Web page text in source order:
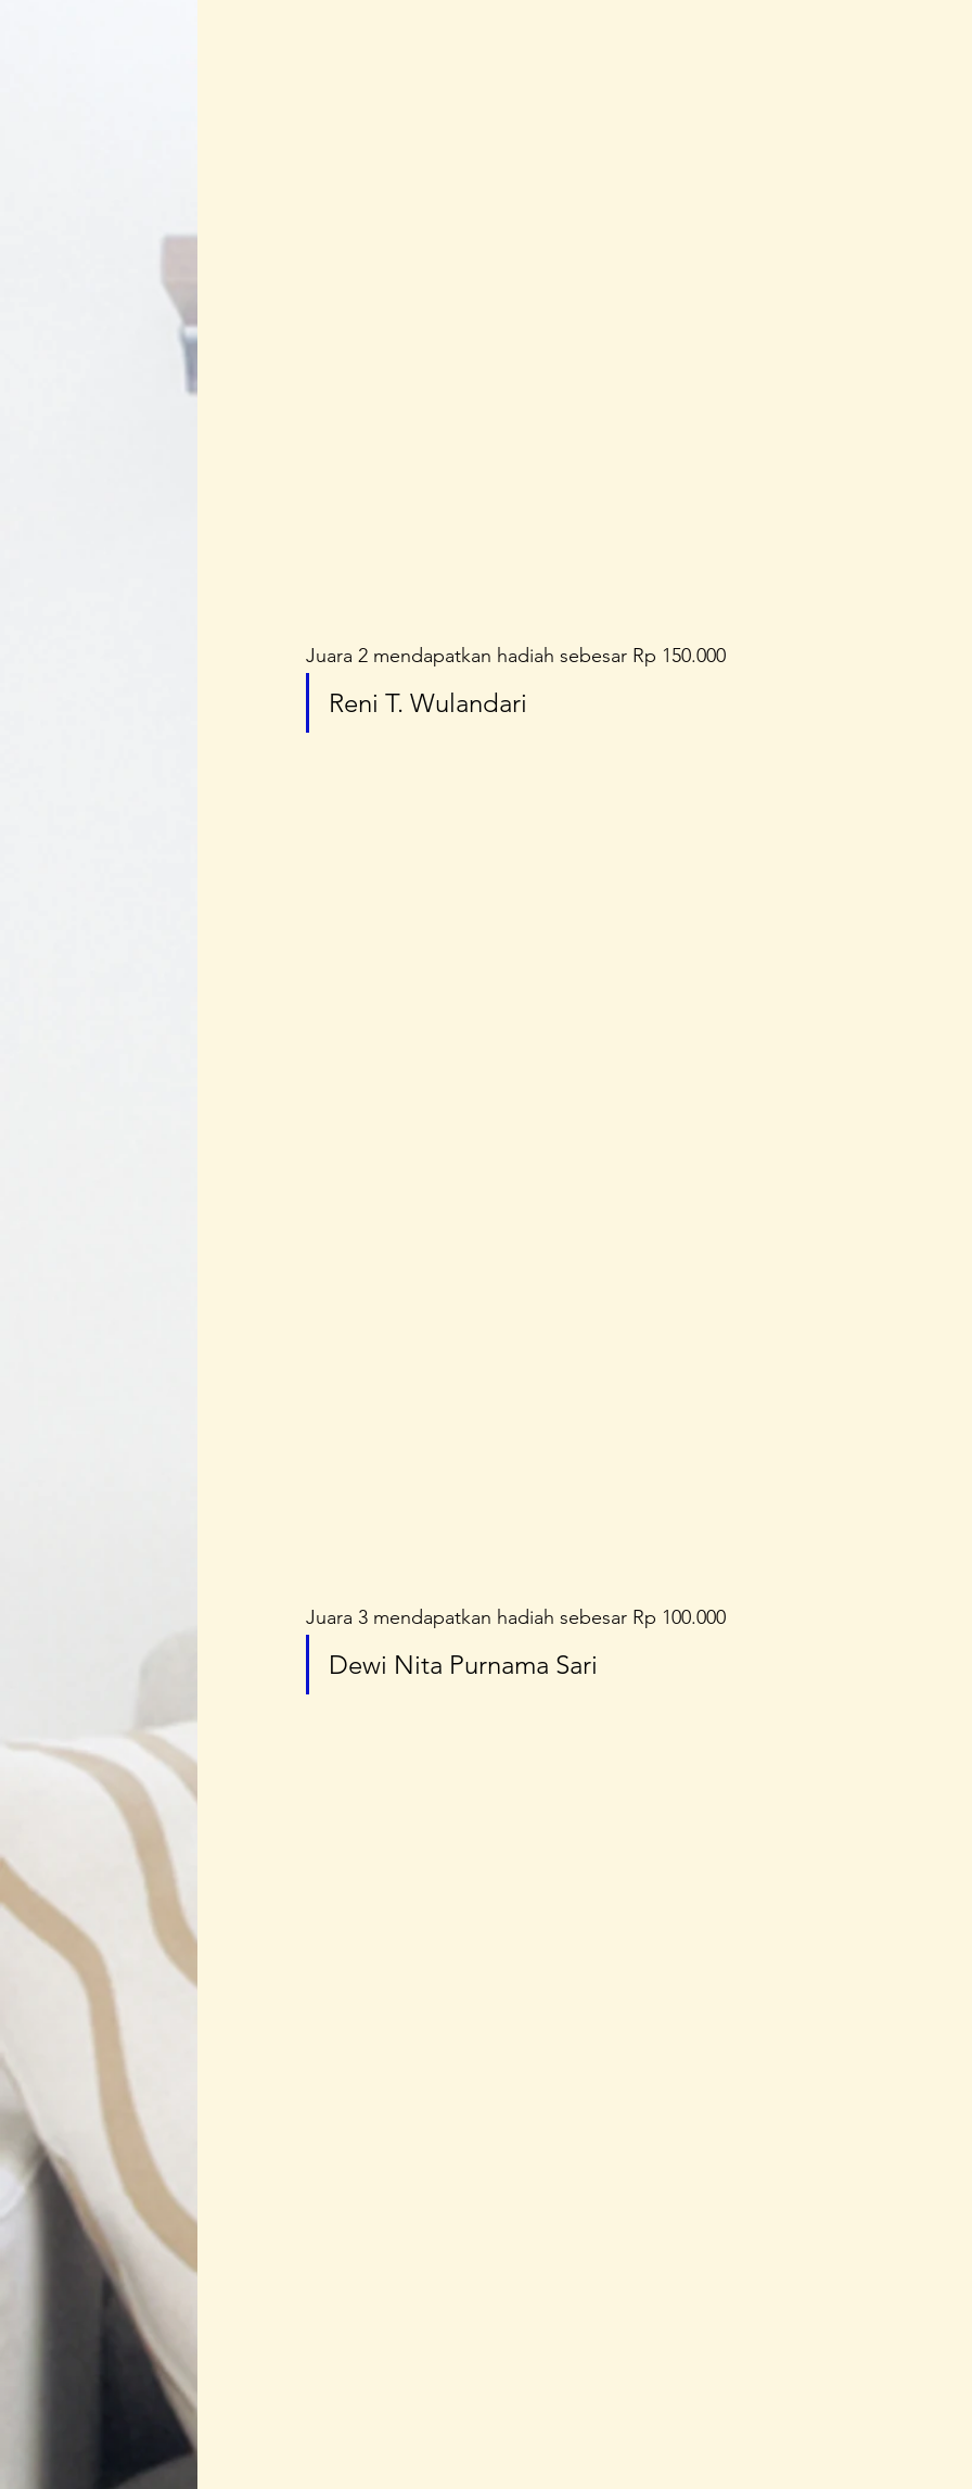
Juara 2 mendapatkan hadiah sebesar Rp 150.000
Reni T. Wulandari
Juara 3 mendapatkan hadiah sebesar Rp 100.000
Dewi Nita Purnama Sari